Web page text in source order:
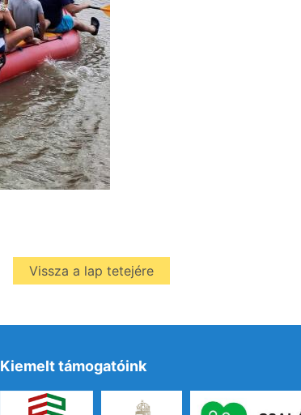
Vissza a lap tetejére
Kiemelt támogatóink